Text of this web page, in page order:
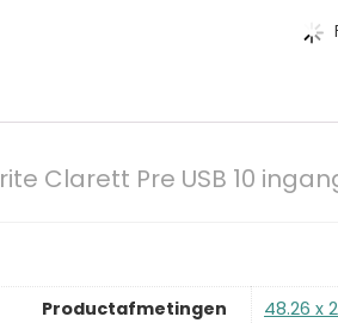
Clarett Pre USB 10
Productafmetingen
‎48.26 x